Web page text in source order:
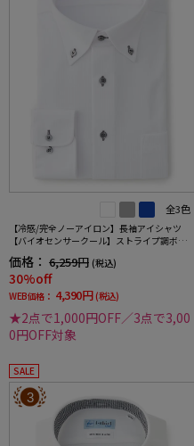
全3色
【冷感/完全ノーアイロン】長袖アイシャツ
【バイオセンサークール】ストライプ調ボタ
効果吸汗速乾ワイシャツ春夏
価格： 6,259円 (税込)
30%off
WEB価格： 4,390円 (税込)
★2点で1,000円OFF／3点で3,00
0円OFF対象
SALE
3